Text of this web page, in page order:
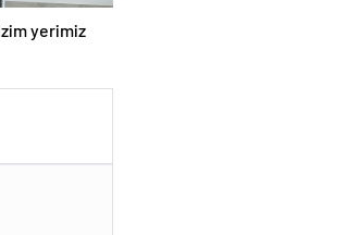
yerimiz